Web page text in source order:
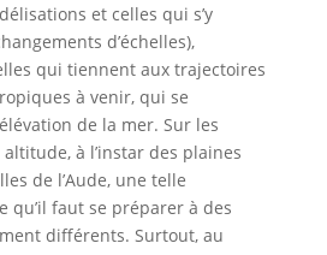
et celles qui s’y
d’échelles),
qui tiennent aux trajectoires
à venir, qui se
de la mer. Sur les
à l’instar des plaines
de l’Aude, une telle
faut se préparer à des
différents. Surtout, au